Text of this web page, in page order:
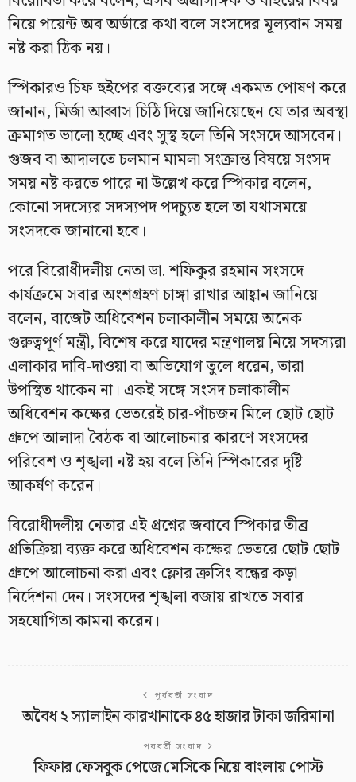
নিয়ে পয়েন্ট অব অর্ডারে কথা বলে সংসদের মূল্যবান সময়
নষ্ট করা ঠিক নয়।
স্পিকারও চিফ হুইপের বক্তব্যের সঙ্গে একমত পোষণ করে
জানান, মির্জা আব্বাস চিঠি দিয়ে জানিয়েছেন যে তার অবস্থা
ক্রমাগত ভালো হচ্ছে এবং সুস্থ হলে তিনি সংসদে আসবেন।
গুজব বা আদালতে চলমান মামলা সংক্রান্ত বিষয়ে সংসদ
সময় নষ্ট করতে পারে না উল্লেখ করে স্পিকার বলেন,
কোনো সদস্যের সদস্যপদ পদচ্যুত হলে তা যথাসময়ে
সংসদকে জানানো হবে।
পরে বিরোধীদলীয় নেতা ডা. শফিকুর রহমান সংসদে
কার্যক্রমে সবার অংশগ্রহণ চাঙ্গা রাখার আহ্বান জানিয়ে
বলেন, বাজেট অধিবেশন চলাকালীন সময়ে অনেক
গুরুত্বপূর্ণ মন্ত্রী, বিশেষ করে যাদের মন্ত্রণালয় নিয়ে সদস্যরা
এলাকার দাবি-দাওয়া বা অভিযোগ তুলে ধরেন, তারা
উপস্থিত থাকেন না। একই সঙ্গে সংসদ চলাকালীন
অধিবেশন কক্ষের ভেতরেই চার-পাঁচজন মিলে ছোট ছোট
গ্রুপে আলাদা বৈঠক বা আলোচনার কারণে সংসদের
পরিবেশ ও শৃঙ্খলা নষ্ট হয় বলে তিনি স্পিকারের দৃষ্টি
আকর্ষণ করেন।
বিরোধীদলীয় নেতার এই প্রশ্নের জবাবে স্পিকার তীব্র
প্রতিক্রিয়া ব্যক্ত করে অধিবেশন কক্ষের ভেতরে ছোট ছোট
গ্রুপে আলোচনা করা এবং ফ্লোর ক্রসিং বন্ধের কড়া
নির্দেশনা দেন। সংসদের শৃঙ্খলা বজায় রাখতে সবার
সহযোগিতা কামনা করেন।
পূর্ববর্তী সংবাদ
অবৈধ ২ স্যালাইন কারখানাকে ৪৫ হাজার টাকা জরিমানা
পরবর্তী সংবাদ
ফিফার ফেসবুক পেজে মেসিকে নিয়ে বাংলায় পোস্ট